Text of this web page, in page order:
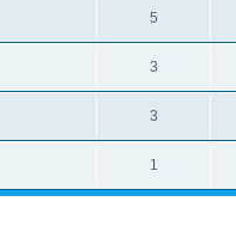
5
3
3
1